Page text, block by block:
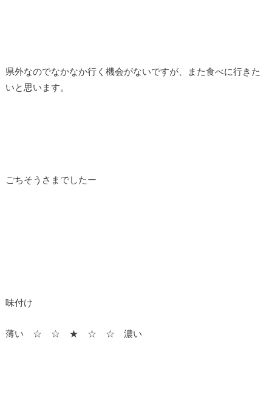
県外なのでなかなか行く機会がないですが、また食べに行きた
いと思います。
ごちそうさまでしたー
味付け
薄い ☆ ☆ ★ ☆ ☆ 濃い